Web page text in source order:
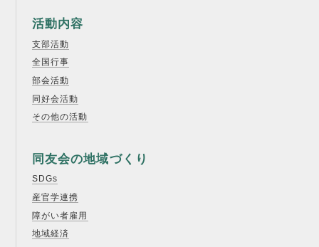
活動内容
支部活動
全国行事
部会活動
同好会活動
その他の活動
同友会の地域づくり
SDGs
産官学連携
障がい者雇用
地域経済